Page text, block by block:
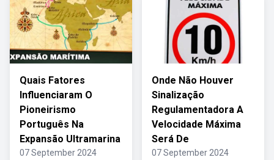
Quais Fatores
Influenciaram O
Pioneirismo
Português Na
Expansão Ultramarina
07 September 2024
Onde Não Houver
Sinalização
Regulamentadora A
Velocidade Máxima
Será De
07 September 2024